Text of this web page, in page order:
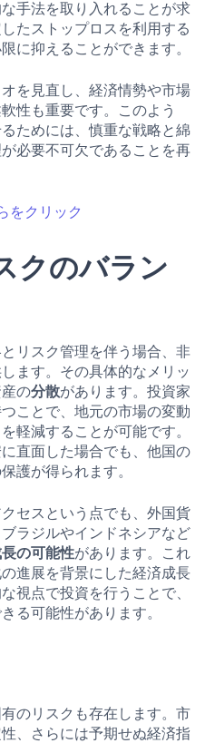
手法を取り入れることが求
たストップロスを利用する
に抑えることができます。
を見直し、経済情勢や市場
性も重要です。このよう
ためには、慎重な戦略と綿
必要不可欠であることを再
をクリック
クのバラン
リスク管理を伴う場合、非
ます。その具体的なメリッ
の分散があります。投資家
ことで、地元の市場の変動
軽減することが可能です。
直面した場合でも、他国の
護が得られます。
セスという点でも、外国貨
ラジルやインドネシアなど
の可能性があります。これ
進展を背景にした経済成長
視点で投資を行うことで、
る可能性があります。
のリスクも存在します。市
、さらには予期せぬ経済指